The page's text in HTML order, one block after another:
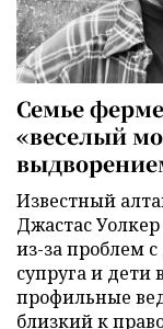
Семье
«веселый
Известный
Джастас
из-за проблем
супруга и дети
профильные
близкий к